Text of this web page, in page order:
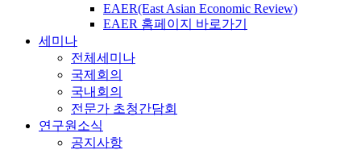
EAER(East Asian Economic Review)
EAER 홈페이지 바로가기
세미나
전체세미나
국제회의
국내회의
전문가 초청간담회
연구원소식
공지사항